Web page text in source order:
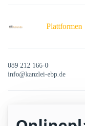
Plattformen
089 212 166-0
info@kanzlei-ebp.de